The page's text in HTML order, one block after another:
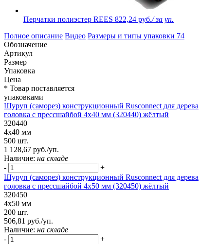
Перчатки полиэстер REES 822,24 руб./ за уп.
Полное описание Видео Размеры и типы упаковки 74
Обозначение
Артикул
Размер
Упаковка
Цена
* Товар поставляется
упаковками
Шуруп (саморез) конструкционный Rusconnect для дерева
головка с прессшайбой 4х40 мм (320440) жёлтый
320440
4х40 мм
500 шт.
1 128,67 руб./уп.
Наличие: на складе
-
+
Шуруп (саморез) конструкционный Rusconnect для дерева
головка с прессшайбой 4х50 мм (320450) жёлтый
320450
4х50 мм
200 шт.
506,81 руб./уп.
Наличие: на складе
-
+